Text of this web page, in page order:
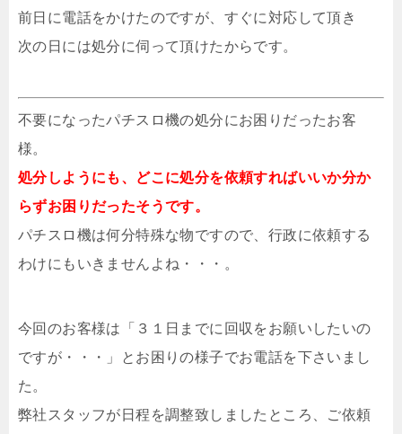
前日に電話をかけたのですが、すぐに対応して頂き
次の日には処分に伺って頂けたからです。
不要になったパチスロ機の処分にお困りだったお客
様。
処分しようにも、どこに処分を依頼すればいいか分か
らずお困りだったそうです。
パチスロ機は何分特殊な物ですので、行政に依頼する
わけにもいきませんよね・・・。
今回のお客様は「３１日までに回収をお願いしたいの
ですが・・・」とお困りの様子でお電話を下さいまし
た。
弊社スタッフが日程を調整致しましたところ、ご依頼